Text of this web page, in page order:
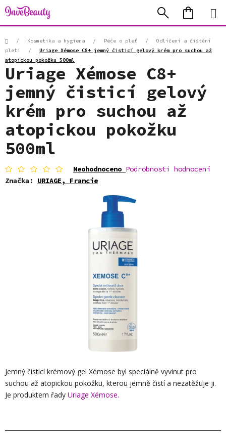
Přejít
na
obsah
Hledat
KOŠÍK
Domů/ Kosmetika a hygiena / Péče o pleť /
Odlíčení a čištění
pleti
/
Uriage Xémose C8+ jemný čisticí gelový krém pro suchou až
atopickou pokožku 500ml
Jemný čisticí krémový gel Xémose byl speciálně vyvinut pro
suchou až atopickou pokožku, kterou jemně čistí a nezatěžuje ji.
Je produktem řady Uriage Xémose.
Uriage Xémose C8+
jemný čisticí gelový
krém pro suchou až
atopickou pokožku
500ml
Průměrné
hodnocení
produktu
hvězdiček.
Neohodnoceno Podrobnosti hodnocení
Značka: URIAGE, Francie